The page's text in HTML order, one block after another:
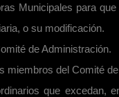
Municipales para
o su modificación.
de Administración.
miembros del Comité
que excedan,